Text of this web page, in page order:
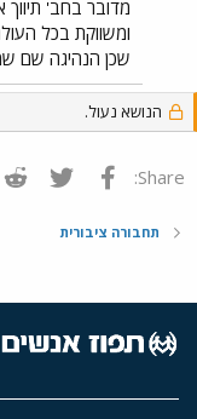
מדובר בחב'
ומשווקת בכל
שכן הנהיגה שם
הנושא נעול.
Share: פייסבוק
תחבורה ציבורית